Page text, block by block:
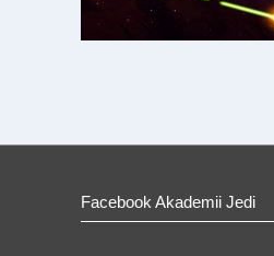
Facebook Akademii Jedi